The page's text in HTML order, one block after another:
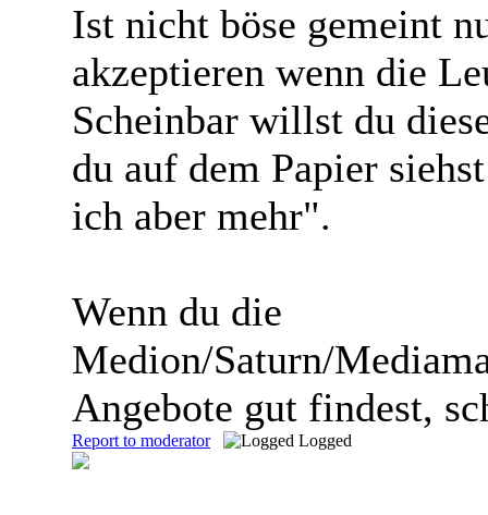
Ist nicht böse gemeint
akzeptieren wenn die
Scheinbar willst du
du auf dem Papier
ich aber mehr".
Wenn du die
Medion/Saturn/
Angebote gut findest,
Report to moderator Logged